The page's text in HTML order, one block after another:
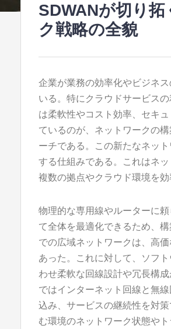
SDWANが切り
ク戦略の全貌
企業が業務の効率化やビジネ
いる。特にクラウドサービス
は柔軟性やコスト効率、セキ
ているのが、ネットワークの
ーチである。この新たなネッ
する仕組みである。これはネ
複数の拠点やクラウド環境を
物理的な専用線やルーターに
て全体を最適化できるため、
での広域ネットワークは、高
あった。これに対して、ソフ
わせ柔軟な回線設計や冗長構
ではインターネット回線と無
込み、サービスの継続性を対
む環境のネットワーク状態や